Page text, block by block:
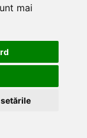
mai
2021 :: Realizat de